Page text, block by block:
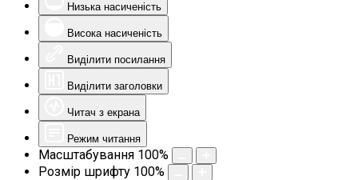
Низька насиченість
Висока насиченість
Виділити посилання
Виділити заголовки
Читач з екрана
Режим читання
Масштабування 100%
Розмір шрифту 100%